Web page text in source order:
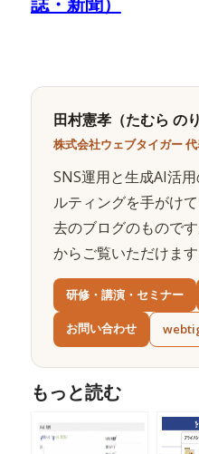
田村憲孝（たむら の
株式会社ウェブタイガー
SNS運用と生成AI活
ルティングを手がけ
去のブログのもので
からご覧いただけます
研修・講演・セミナー
お問い合わせ
もっと読む